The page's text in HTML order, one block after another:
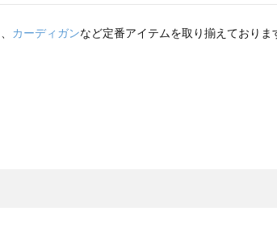
、 カーディガンなど定番アイテムを取り揃えておりま